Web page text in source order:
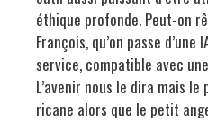
éthique profonde. Peut-on
François, qu’on passe
service, compatible avec
L’avenir nous le dira mais
ricane alors que le petit